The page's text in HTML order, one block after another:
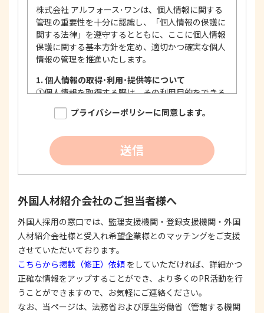
株式会社 アルフォース･ワンは、個人情報に関する
管理の重要性を十分に認識し、「個人情報の保護に
関する法律」を遵守するとともに、ここに個人情報
保護に関する基本方針を定め、適切かつ確実な個人
情報の管理を推進いたします。
1. 個人情報の取得･利用･提供等について
①個人情報を取得する際は、その利用目的をできる
限り明確に特定し、その目的達成に必要な限度に
おいて適法かつ公正な手段を用い、同意を得て取
個人情報を利用する際は、本人に明示、通知、ま
たは公表した利用目的の範囲内に限定し、それに
反する目的外利用を行なわないための措置を講じ
する際は、本人が同意を与えた利用目的の範囲内
で、適法にこれを行います。
2. 安全対策の実施について
個人情報の正確性およびその利用の安全性を確保す
るため、情報セキュリティ対策を始めとする安全措
置を構築し、個人情報への不正アクセス、個人情報
の漏洩、滅失または毀損等の的確な防止とセキュリ
ティの是正に努めます。
プライバシーポリシーに同意します。
送信
外国人材紹介会社のご担当者様へ
外国人採用の窓口では、監理支援機関・登録支援機関・外国
人材紹介会社様と受入れ希望企業様とのマッチングをご支援
させていただいております。
こちらから掲載（修正）依頼 をしていただければ、詳細かつ
正確な情報をアップすることができ、より多くのPR活動を行
うことができますので、お気軽にご連絡ください。
なお、当ページは、法務省および厚生労働省（管轄する機関